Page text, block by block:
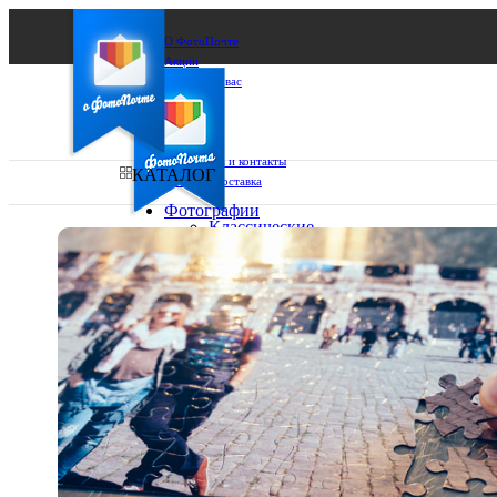
О ФотоПочте
Акции
Сделаем за вас
Бизнесу
FAQ
Франшиза
Поддержка и контакты
Оплата и доставка
Ваш город:
Ваш регион доставки
Выберите из списка:
КАТАЛОГ
Фотографии
Классические
10х10
10х15
13х18
15х15
15х20
20х20
20х30
30х30
30х40
А4
Фото
в